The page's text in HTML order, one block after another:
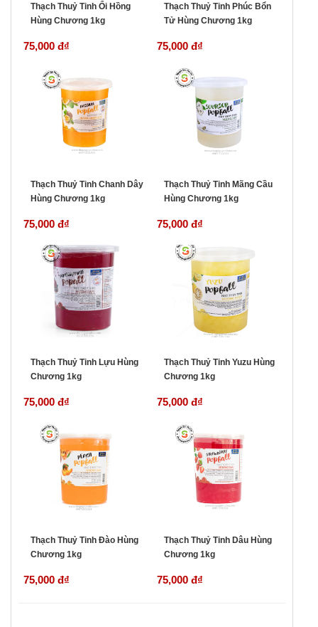
Thạch Thuỷ Tinh Ổi Hồng
Hùng Chương 1kg
75,000 đ₫
Thạch Thuỷ Tinh Phúc Bổn
Tử Hùng Chương 1kg
75,000 đ₫
Thạch Thuỷ Tinh Chanh Dây
Hùng Chương 1kg
75,000 đ₫
Thạch Thuỷ Tinh Mãng Cầu
Hùng Chương 1kg
75,000 đ₫
Thạch Thuỷ Tinh Lựu Hùng
Chương 1kg
75,000 đ₫
Thạch Thuỷ Tinh Yuzu Hùng
Chương 1kg
75,000 đ₫
Thạch Thuỷ Tinh Đào Hùng
Chương 1kg
75,000 đ₫
Thạch Thuỷ Tinh Dâu Hùng
Chương 1kg
75,000 đ₫